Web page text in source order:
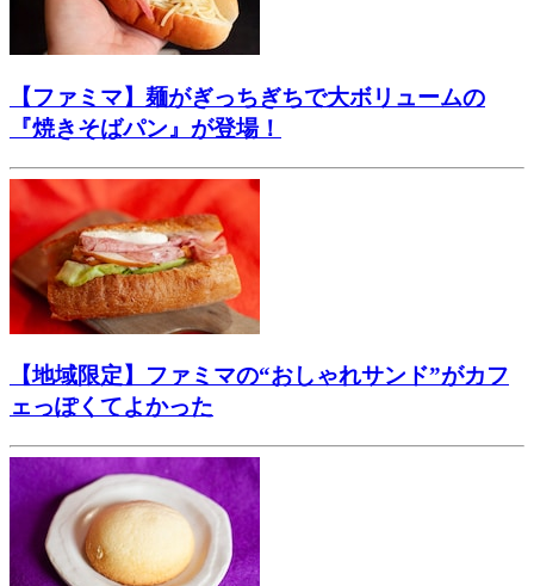
【ファミマ】麺がぎっちぎちで大ボリュームの
『焼きそばパン』が登場！
【地域限定】ファミマの“おしゃれサンド”がカフ
ェっぽくてよかった